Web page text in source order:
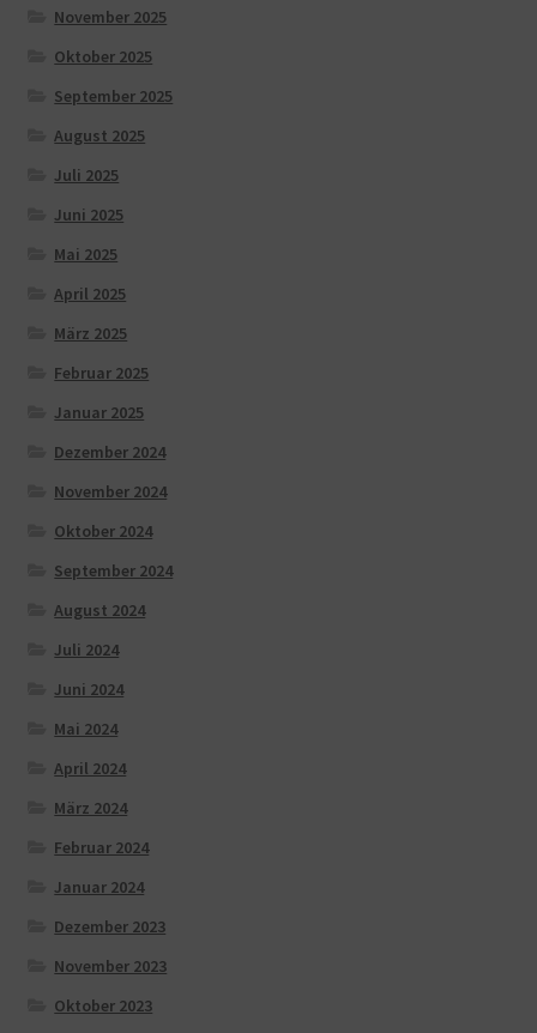
November 2025
Oktober 2025
September 2025
August 2025
Juli 2025
Juni 2025
Mai 2025
April 2025
März 2025
Februar 2025
Januar 2025
Dezember 2024
November 2024
Oktober 2024
September 2024
August 2024
Juli 2024
Juni 2024
Mai 2024
April 2024
März 2024
Februar 2024
Januar 2024
Dezember 2023
November 2023
Oktober 2023